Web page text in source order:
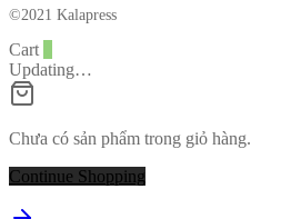
©2021 Kalapress
Cart
Updating…
Chưa có sản phẩm trong giỏ hàng.
Continue Shopping